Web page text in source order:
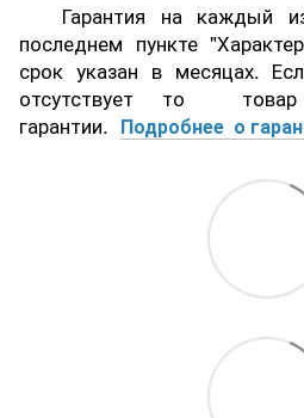
Гарантия на каждый
последнем пункте
срок указан в месяцах.
отсутствует то товар
гарантии. Подробнее о